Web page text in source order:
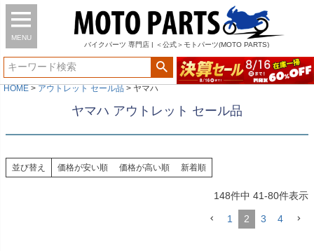
MENU
バイク パーツ 専門店 | ＜公式＞モトパーツ(MOTO PARTS)
HOME アウトレット セール品 ヤマハ
ヤマハ アウトレット セール品
並び替え 価格が安い順 価格が高い順 新着順
148件中 41-80件表示
1 2 3 4